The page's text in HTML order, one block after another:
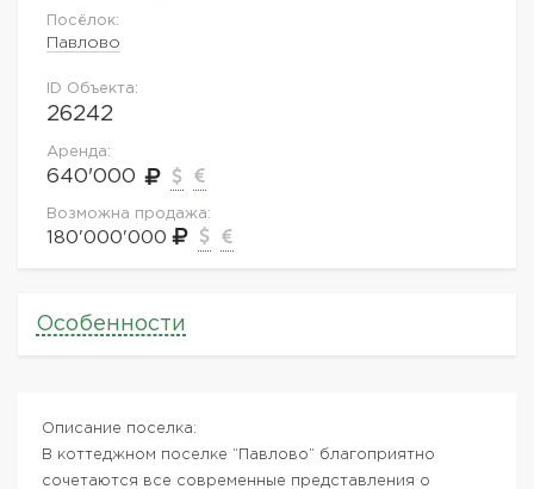
Посёлок:
Павлово
ID Объекта:
26242
Аренда:
640'000
Возможна продажа:
180'000'000
Особенности
Описание поселка:
В коттеджном поселке “Павлово” благоприятно
сочетаются все современные представления о